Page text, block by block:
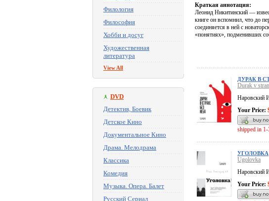
Филология
Философия
Хобби и досуг
Художественная
литература
View All
DVD
Детектив, Боевик
Детское Кино
Документальное Кино
Драма. Мелодрама
Классика
Комедия
Музыка. Опера. Балет
Русский Сериал
Краткая аннотация:
Леонид Никитинский —
книге он вспомнил, что до
соединяется в ней с
«понятиях», подменивших
ДУРАК В
Durak v
Наровский
Your Price:
shipped in 1-
УГОЛОВКА
Ugolovka
Наровский
Your Price: